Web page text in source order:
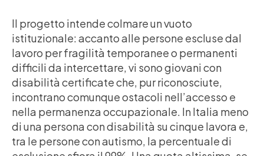
Il progetto intende colmare un vuoto
istituzionale: accanto alle persone escluse dal
lavoro per fragilità temporanee o permanenti
difficili da intercettare, vi sono giovani con
disabilità certificate che, pur riconosciute,
incontrano comunque ostacoli nell’accesso e
nella permanenza occupazionale. In Italia meno
di una persona con disabilità su cinque lavora e,
tra le persone con autismo, la percentuale di